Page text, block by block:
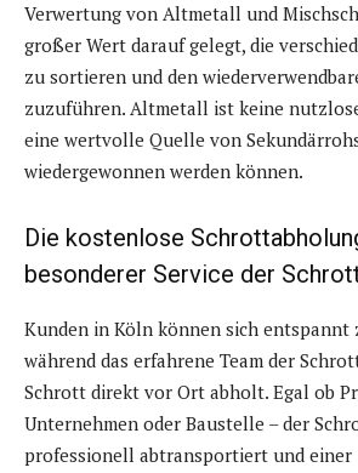
Verwertung von Altmetall und
großer Wert darauf gelegt, die
zu sortieren und den
zuzuführen. Altmetall ist keine
eine wertvolle Quelle von
wiedergewonnen werden können.
Die kostenlose
besonderer Service der
Kunden in Köln können sich entspannt
während das erfahrene Team der
Schrott direkt vor Ort abholt. Egal ob
Unternehmen oder Baustelle – der
professionell abtransportiert und einer